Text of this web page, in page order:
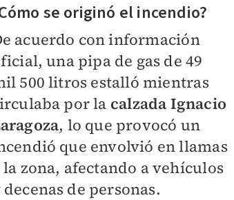
se originó el incendio?
acuerdo con información
una pipa de gas de 49
500 litros estalló mientras
por la calzada Ignacio
, lo que provocó un
que envolvió en llamas
la zona, afectando a vehículos
decenas de personas.